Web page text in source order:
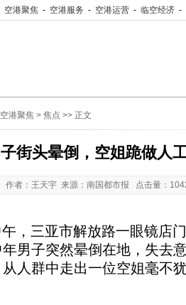
空港聚焦 - 空港服务 - 空港运营 - 临空经济 -
空港聚焦 > 焦点 >> 正文
街头晕倒，空姐跪做人
作者：王天宇 来源：南国都市报 点击量：
三亚市解放路一眼镜店门
年男子突然晕倒在地，失去
人群中走出一位空姐毫不